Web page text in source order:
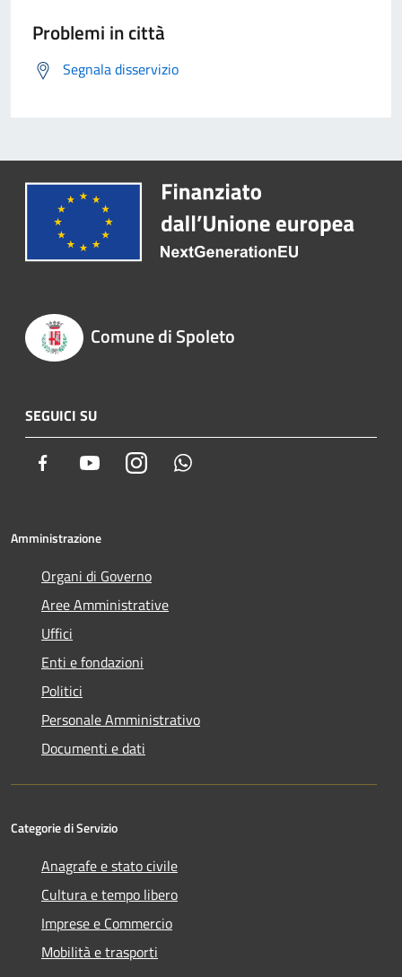
Problemi in città
Segnala disservizio
Comune di Spoleto
SEGUICI SU
Facebook YoutubeInstagram
Amministrazione
Organi di Governo
Aree Amministrative
Uffici
Enti e fondazioni
Politici
Personale Amministrativo
Documenti e dati
Categorie di Servizio
Anagrafe e stato civile
Cultura e tempo libero
Imprese e Commercio
Mobilità e trasporti